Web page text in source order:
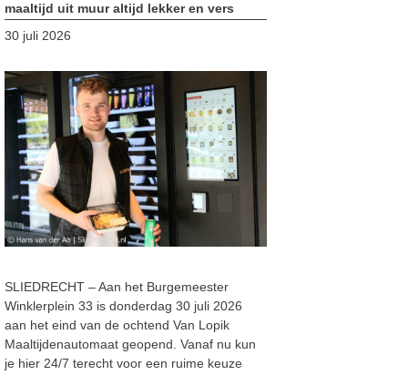
maaltijd uit muur altijd lekker en vers
30 juli 2026
SLIEDRECHT – Aan het Burgemeester
Winklerplein 33 is donderdag 30 juli 2026
aan het eind van de ochtend Van Lopik
Maaltijdenautomaat geopend. Vanaf nu kun
je hier 24/7 terecht voor een ruime keuze